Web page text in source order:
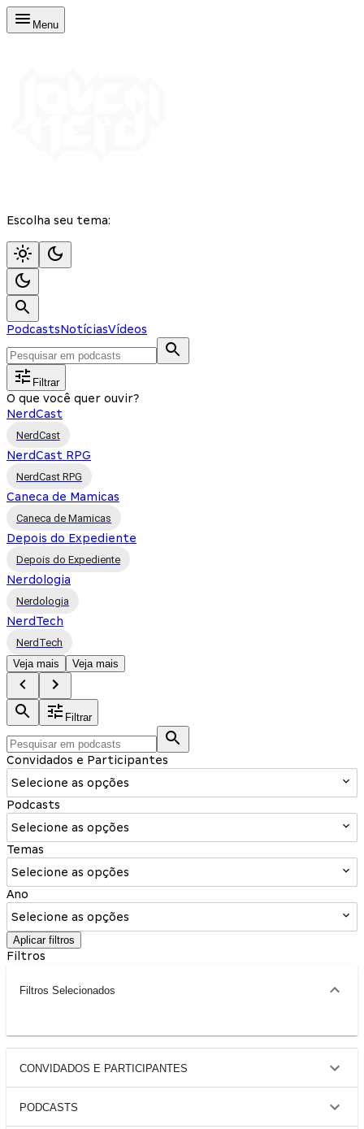
Menu
Escolha seu tema:
PodcastsNotíciasVídeos
Filtrar
O que você quer ouvir?
NerdCast
NerdCast
NerdCast RPG
NerdCast RPG
Caneca de Mamicas
Caneca de Mamicas
Depois do Expediente
Depois do Expediente
Nerdologia
Nerdologia
NerdTech
NerdTech
Veja mais
Veja mais
Filtrar
Convidados e Participantes
Selecione as opções
Podcasts
Selecione as opções
Temas
Selecione as opções
Ano
Selecione as opções
Aplicar filtros
Filtros
Filtros Selecionados
CONVIDADOS E PARTICIPANTES
PODCASTS